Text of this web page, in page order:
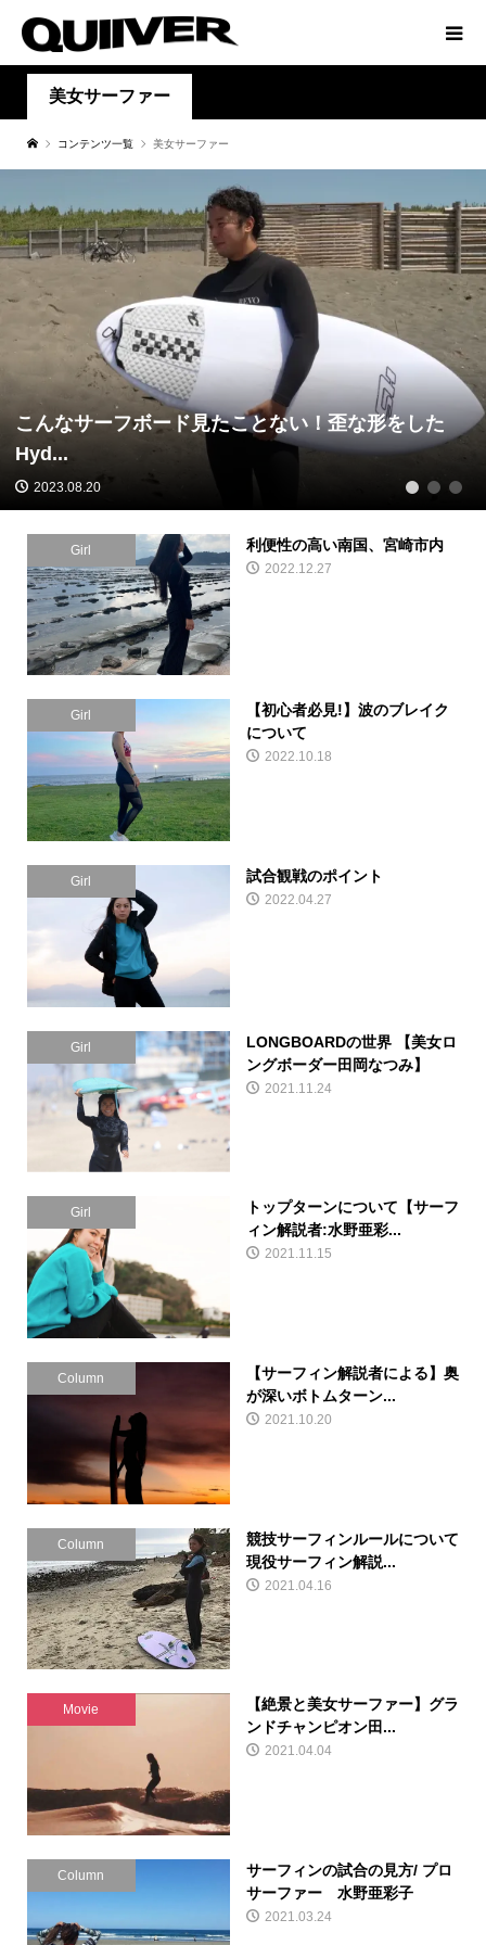
美女サーファー
コンテンツ一覧 美女サーファー
とない！歪な形をした
名作の融合！Hayden
1 2 3
Girl 利便性の高い南国、宮崎市内
2022.12.27
Girl
【初心者必見!】波のブレイク
について
2022.10.18
Girl 試合観戦のポイント
2022.04.27
Girl
LONGBOARDの世界 【美女ロ
ングボーダー田岡なつみ】
2021.11.24
Girl
トップターンについて【サーフ
ィン解説者:水野亜彩...
2021.11.15
Column
【サーフィン解説者による】奥
が深いボトムターン...
2021.10.20
Column
競技サーフィンルールについて
現役サーフィン解説...
2021.04.16
Movie
【絶景と美女サーファー】グラ
ンドチャンピオン田...
2021.04.04
Column
サーフィンの試合の見方/ プロ
サーファー 水野亜彩子
2021.03.24